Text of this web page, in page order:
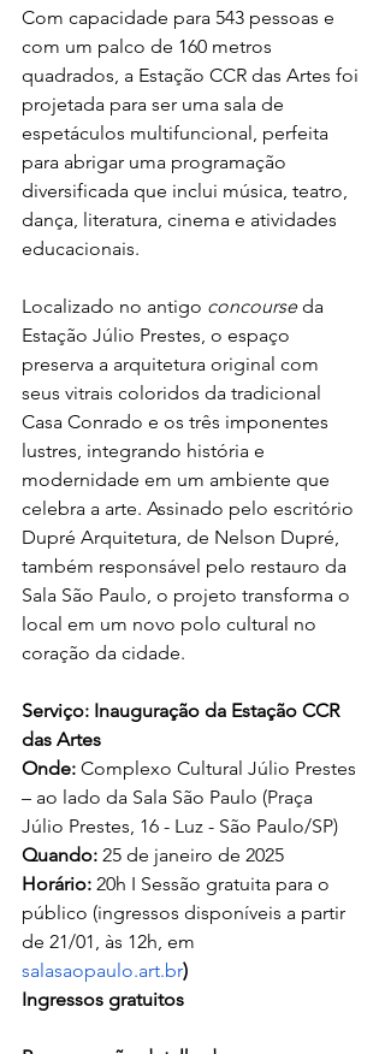
Com capacidade para 543 pessoas e
com um palco de 160 metros
quadrados, a Estação CCR das Artes foi
projetada para ser uma sala de
espetáculos multifuncional, perfeita
para abrigar uma programação
diversificada que inclui música, teatro,
dança, literatura, cinema e atividades
educacionais.
Localizado no antigo concourse da
Estação Júlio Prestes, o espaço
preserva a arquitetura original com
seus vitrais coloridos da tradicional
Casa Conrado e os três imponentes
lustres, integrando história e
modernidade em um ambiente que
celebra a arte. Assinado pelo escritório
Dupré Arquitetura, de Nelson Dupré,
também responsável pelo restauro da
Sala São Paulo, o projeto transforma o
local em um novo polo cultural no
coração da cidade.
Serviço: Inauguração da Estação CCR
das Artes
Onde: Complexo Cultural Júlio Prestes
– ao lado da Sala São Paulo (Praça
Júlio Prestes, 16 - Luz - São Paulo/SP)
Quando: 25 de janeiro de 2025
Horário: 20h I Sessão gratuita para o
público (ingressos disponíveis a partir
de 21/01, às 12h, em
salasaopaulo.art.br)
Ingressos gratuitos